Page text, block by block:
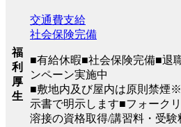
福
利
厚
生
交通費支給
社会保険完備
■有給休暇■社会保険完備■退
ンペーン実施中
■敷地内及び屋内は原則禁煙
示書で明示します■フォーク
溶接の資格取得/講習料・受験